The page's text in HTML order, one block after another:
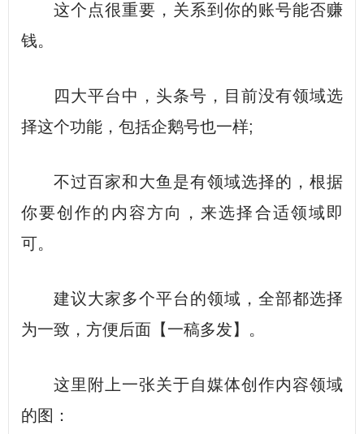
这个点很重要，关系到你的账号能否赚
钱。
四大平台中，头条号，目前没有领域选
择这个功能，包括企鹅号也一样;
不过百家和大鱼是有领域选择的，根据
你要创作的内容方向，来选择合适领域即
可。
建议大家多个平台的领域，全部都选择
为一致，方便后面【一稿多发】。
这里附上一张关于自媒体创作内容领域
的图：